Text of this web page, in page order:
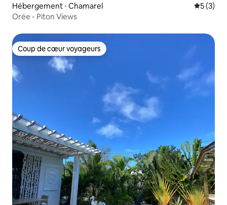
Hébergement ⋅ Chamarel
5 (3)
Orée - Piton Views
Coup de cœur voyageurs
Coup de cœur voyageurs